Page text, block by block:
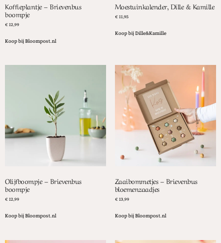
Koffieplantje – Brievenbus
boompje
€12,99
Koop bij Bloompost.nl
Moestuinkalender, Dille & Kamille
€11,95
Koop bij Dille&Kamille
Olijfboompje – Brievenbus
boompje
€12,99
Koop bij Bloompost.nl
Zaaibommetjes – Brievenbus
bloemenzaadjes
€13,99
Koop bij Bloompost.nl